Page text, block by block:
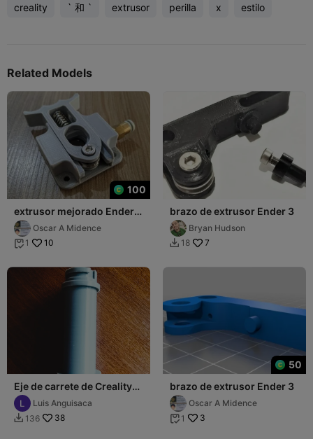
creality ` 和 ` extrusor perilla x estilo
Related Models
100
extrusor mejorado Ender 3
y otrasOscar A Midence
 1 10
brazo de extrusor Ender 3
Bryan Hudson
 18 7
Eje de carrete de Creality
Ender-3 V3 Plus
Luis Anguisaca
 136 38
50
brazo de extrusor Ender 3
Oscar A Midence
 1 3